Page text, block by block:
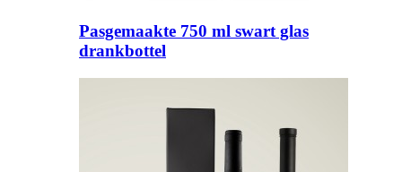
Pasgemaakte 750 ml swart glas
drankbottel